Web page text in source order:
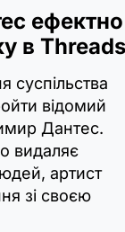
ефектно
в Threads
суспільства
відомий
Дантес.
видаляє
артист
зі своєю